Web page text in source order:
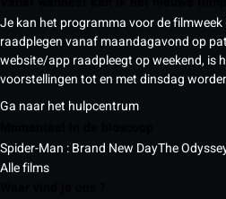
Je kan het programma voor de
raadplegen vanaf maandagavond op
website/app raadpleegt op weekend, is
voorstellingen tot en met dinsdag
Ga naar het hulpcentrum
Spider-Man : Brand New DayThe
Alle films